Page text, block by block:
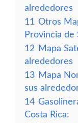
alrededores
11 Otros
Provincia de
12 Mapa
alrededores
13 Mapa
sus
14
Costa Rica: